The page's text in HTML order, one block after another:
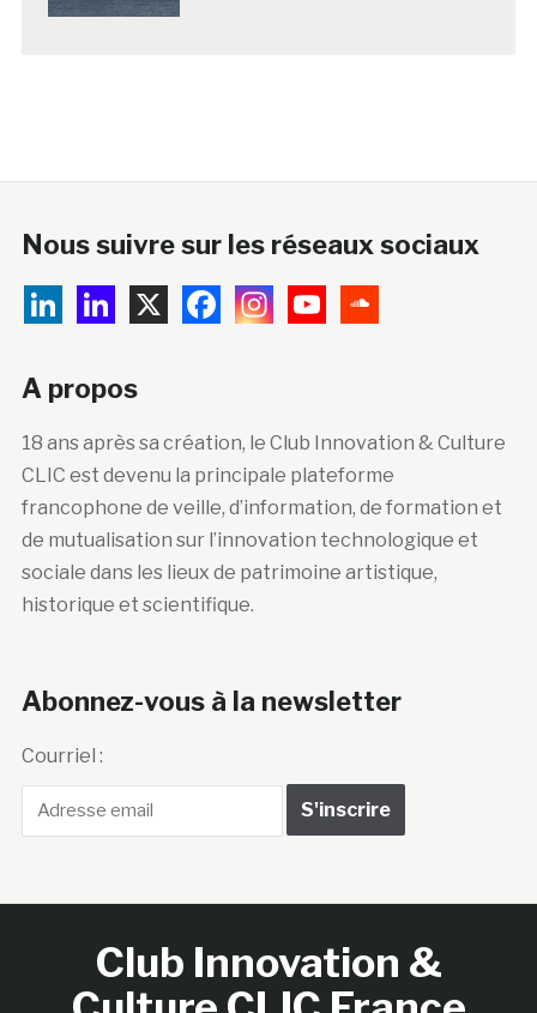
Nous suivre sur les réseaux sociaux
A propos
18 ans après sa création, le Club Innovation & Culture
CLIC est devenu la principale plateforme
francophone de veille, d’information, de formation et
de mutualisation sur l’innovation technologique et
sociale dans les lieux de patrimoine artistique,
historique et scientifique.
Abonnez-vous à la newsletter
Courriel :
Club Innovation &